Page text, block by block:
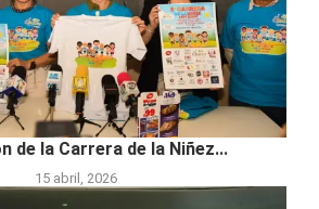
de la Carrera de la Niñez...
15 abril, 2026